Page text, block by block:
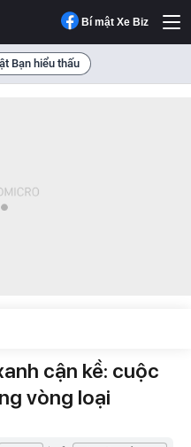
Bí mật Xe Biz
Bạn hiểu thấu
cận kề: cuộc
vòng loại